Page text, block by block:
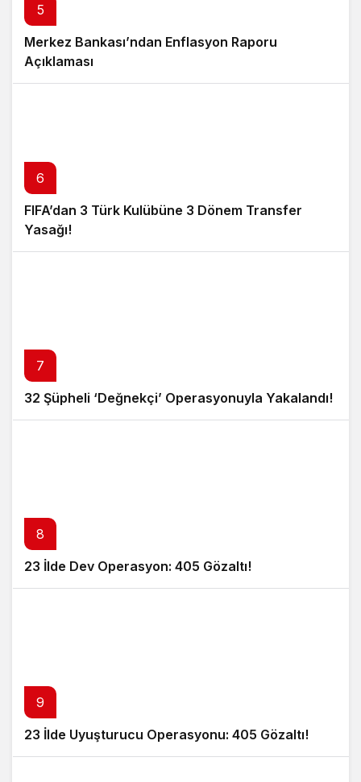
5
Merkez Bankası’ndan Enflasyon Raporu
Açıklaması
6
FIFA’dan 3 Türk Kulübüne 3 Dönem Transfer
Yasağı!
7
32 Şüpheli ‘Değnekçi’ Operasyonuyla Yakalandı!
8
23 İlde Dev Operasyon: 405 Gözaltı!
9
23 İlde Uyuşturucu Operasyonu: 405 Gözaltı!